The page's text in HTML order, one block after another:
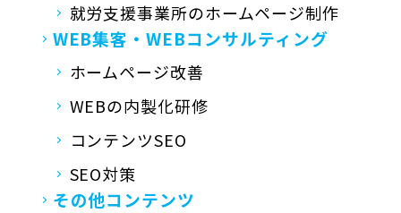
就労支援事業所のホームページ制作
WEB集客・WEBコンサルティング
ホームページ改善
WEBの内製化研修
コンテンツSEO
SEO対策
その他コンテンツ